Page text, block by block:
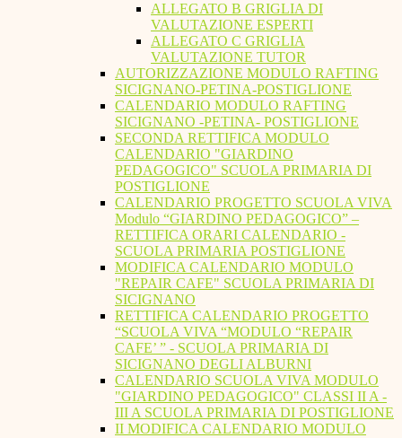
ALLEGATO B GRIGLIA DI
VALUTAZIONE ESPERTI
ALLEGATO C GRIGLIA
VALUTAZIONE TUTOR
AUTORIZZAZIONE MODULO RAFTING
SICIGNANO-PETINA-POSTIGLIONE
CALENDARIO MODULO RAFTING
SICIGNANO -PETINA- POSTIGLIONE
SECONDA RETTIFICA MODULO
CALENDARIO "GIARDINO
PEDAGOGICO" SCUOLA PRIMARIA DI
POSTIGLIONE
CALENDARIO PROGETTO SCUOLA VIVA
Modulo “GIARDINO PEDAGOGICO” –
RETTIFICA ORARI CALENDARIO -
SCUOLA PRIMARIA POSTIGLIONE
MODIFICA CALENDARIO MODULO
"REPAIR CAFE" SCUOLA PRIMARIA DI
SICIGNANO
RETTIFICA CALENDARIO PROGETTO
“SCUOLA VIVA “MODULO “REPAIR
CAFE’ ” - SCUOLA PRIMARIA DI
SICIGNANO DEGLI ALBURNI
CALENDARIO SCUOLA VIVA MODULO
"GIARDINO PEDAGOGICO" CLASSI II A -
III A SCUOLA PRIMARIA DI POSTIGLIONE
II MODIFICA CALENDARIO MODULO